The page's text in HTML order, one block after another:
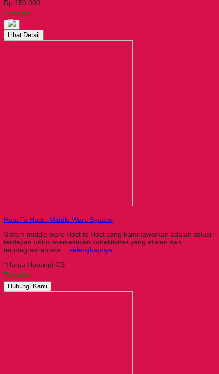
Rp 150.000
Tersedia
Lihat Detail
Host To Host : Middle Ware System
Sistem middle ware Host to Host yang kami tawarkan adalah solusi
terdepan untuk memastikan konektivitas yang efisien dan
terintegrasi antara… selengkapnya
*Harga Hubungi CS
Tersedia
Hubungi Kami